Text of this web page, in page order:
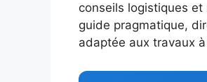
conseils logistiques et
guide pragmatique,
adaptée aux travaux